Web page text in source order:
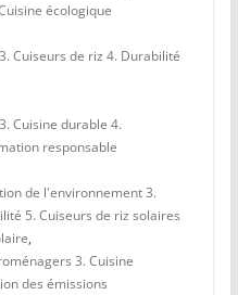
écologique
Cuiseurs de riz 4. Durabilité
Cuisine durable 4.
responsable
de l'environnement 3.
5. Cuiseurs de riz solaires
,
3. Cuisine
des émissions